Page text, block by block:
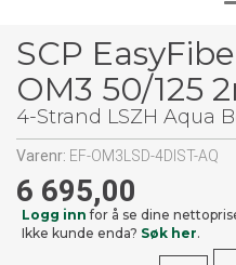
SCP
OM3 50/125
4-Strand LSZH Aqua
Varenr: EF-OM3LSD-4DIST-AQ
6 695,00
Logg inn for å se dine
Ikke kunde enda? Søk her.